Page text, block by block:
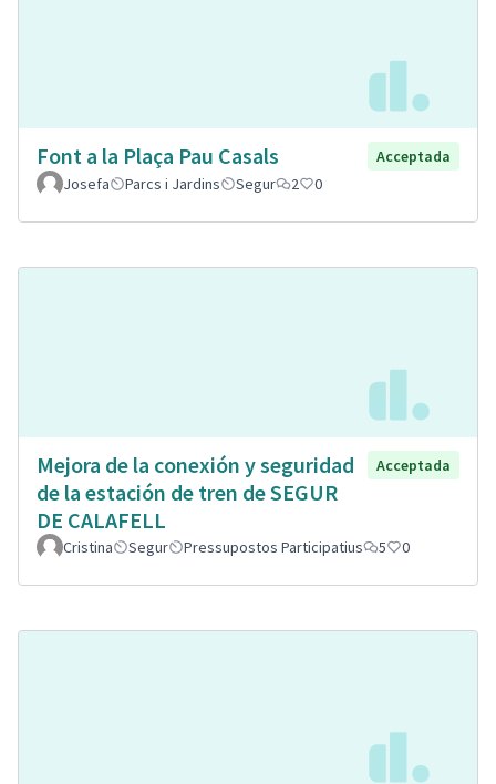
Font a la Plaça Pau Casals
Acceptada
Josefa
Parcs i Jardins Segur 2 0
Mejora de la conexión y seguridad
de la estación de tren de SEGUR
DE CALAFELL
Acceptada
Cristina Segur Pressupostos Participatius 5 0